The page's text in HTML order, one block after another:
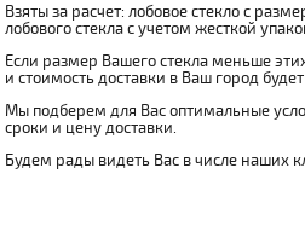
Взяты за расчет: лобовое стекло с
лобового стекла с учетом жесткой
Если размер Вашего стекла меньше
и стоимость доставки в Ваш город
Мы подберем для Вас оптимальные
сроки и цену доставки.
Будем рады видеть Вас в числе наших